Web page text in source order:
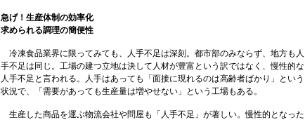
急げ！生産体制の効率化
求められる調理の簡便性
冷凍食品業界に限ってみても、人手不足は深刻。都市部のみならず、地方も人
手不足は同じ。工場の建つ立地は決して人材が豊富という訳ではなく、慢性的な
人手不足と言われる。人手はあっても「面接に現れるのは高齢者ばかり」という
状況で、「需要があっても生産量は増やせない」という工場もある。
生産した商品を運ぶ物流会社や問屋も「人手不足」が著しい。慢性的となった